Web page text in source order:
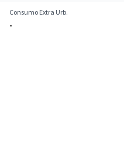
Consumo Extra Urb.
-